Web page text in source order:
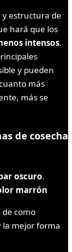
y estructura de
hará que los
intensos.
y pueden
más
más se
de cosecha
oscuro.
marrón
de como
la mejor forma